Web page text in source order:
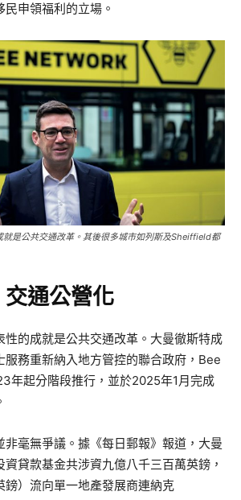
申領福利的立場。
就是公共交通改革。其後很多城市如列斯及Sheiffield都
通公營化
性的成就是公共交通改革。大曼徹斯特成
服務重新納入地方管控的聯合政府，Bee
年起分階段推行，並於2025年1月完成
非毫無爭議。據《每日郵報》報道，大曼
貸款基金共涉資九億八千三百萬英鎊，
鎊）流向單一地產發展商連納克